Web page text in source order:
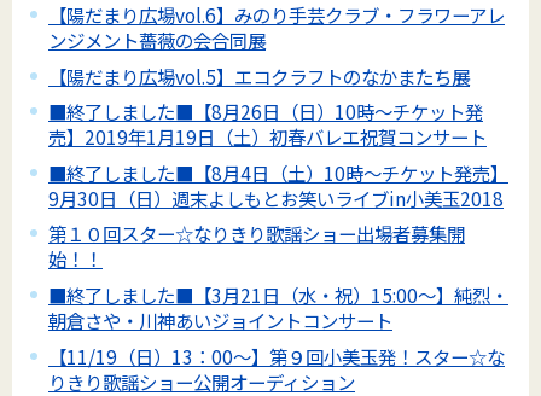
【陽だまり広場vol.6】みのり手芸クラブ・フラワーアレ
ンジメント薔薇の会合同展
【陽だまり広場vol.5】エコクラフトのなかまたち展
■終了しました■【8月26日（日）10時～チケット発
売】2019年1月19日（土）初春バレエ祝賀コンサート
■終了しました■【8月4日（土）10時～チケット発売】
9月30日（日）週末よしもとお笑いライブin小美玉2018
第１０回スター☆なりきり歌謡ショー出場者募集開
始！！
■終了しました■【3月21日（水・祝）15:00～】純烈・
朝倉さや・川神あいジョイントコンサート
【11/19（日）13：00～】第９回小美玉発！スター☆な
りきり歌謡ショー公開オーディション